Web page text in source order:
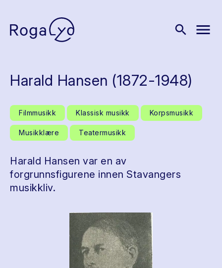
search menu
Harald Hansen (1872-1948)
Filmmusikk Klassisk musikk Korpsmusikk
Musikklære Teatermusikk
Harald Hansen var en av
forgrunnsfigurene innen Stavangers
musikkliv.